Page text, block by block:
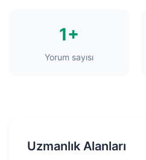
1+
Yorum sayısı
Uzmanlık Alanları